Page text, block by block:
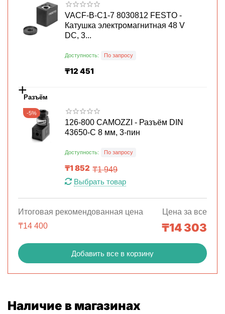
VACF-B-C1-7 8030812 FESTO -
Катушка электромагнитная 48 V
DC, 3...
Доступность: По запросу
₸12 451
+Разъём
-5%
126-800 CAMOZZI - Разъём DIN
43650-C 8 мм, 3-пин
Доступность: По запросу
₸1 852 ₸1 949
Выбрать товар
Итоговая рекомендованная цена
₸14 400
Цена за все
₸14 303
Добавить все в корзину
Наличие в магазинах